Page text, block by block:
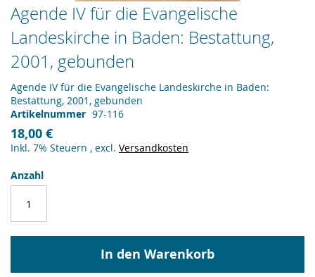
Agende IV für die Evangelische
Landeskirche in Baden: Bestattung,
2001, gebunden
Agende IV für die Evangelische Landeskirche in Baden:
Bestattung, 2001, gebunden
Artikelnummer 97-116
18,00 €
Inkl. 7% Steuern , excl. Versandkosten
Anzahl
In den Warenkorb
Zum
Anfang
der
Bildergalerie
springen